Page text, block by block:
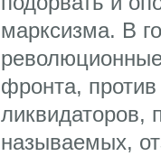
марксизма. В
фронта,
ликвидаторов,
называемых,